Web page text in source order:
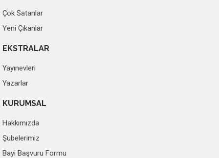
Çok Satanlar
Yeni Çıkanlar
EKSTRALAR
Yayınevleri
Yazarlar
KURUMSAL
Hakkımızda
Şubelerimiz
Bayi Başvuru Formu